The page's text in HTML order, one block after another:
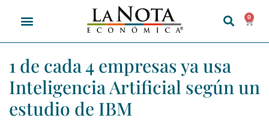
0
1 de cada 4 empresas ya usa
Inteligencia Artificial según un
estudio de IBM